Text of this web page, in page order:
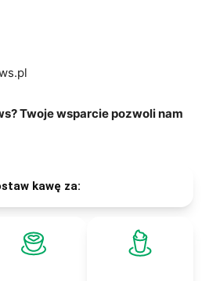
Twoje wsparcie pozwoli nam
kawę za: